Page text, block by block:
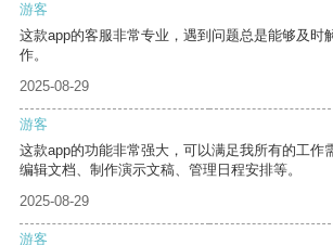
游客
这款app的客服非常专业，遇到问题总是能够及时
作。
2025-08-29
游客
这款app的功能非常强大，可以满足我所有的工作
编辑文档、制作演示文稿、管理日程安排等。
2025-08-29
游客